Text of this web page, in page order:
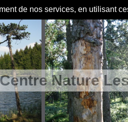
de nos services, en utilisant
Nature